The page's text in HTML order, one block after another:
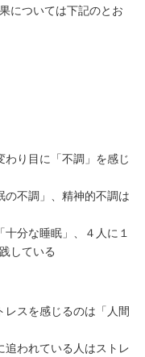
については下記のとお
わり目に「不調」を感じ
の不調」、精神的不調は
分な睡眠」、４人に１
している
レスを感じるのは「人間
追われている人はストレ